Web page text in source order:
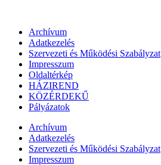
Archívum
Adatkezelés
Szervezeti és Működési Szabályzat
Impresszum
Oldaltérkép
HÁZIREND
KÖZÉRDEKŰ
Pályázatok
Archívum
Adatkezelés
Szervezeti és Működési Szabályzat
Impresszum